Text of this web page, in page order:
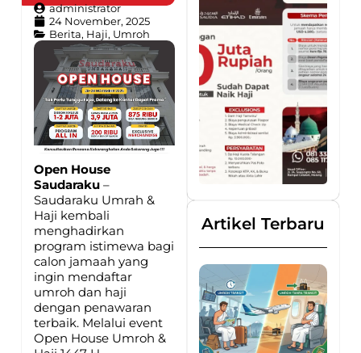
administrator
24 November, 2025
Berita, Haji, Umroh
Open House
Saudaraku–
Saudaraku Umrah &
Haji kembali
menghadirkan
program istimewa bagi
calon jamaah yang
ingin mendaftar
umroh dan haji
dengan penawaran
terbaik. Melalui event
Open House Umroh &
Artikel Terbaru